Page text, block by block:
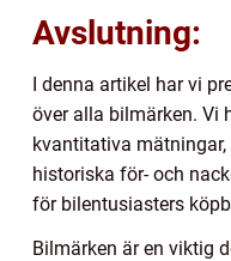
Avslutning:
I denna artikel har vi
över alla bilmärken. Vi
kvantitativa
historiska för- och
för bilentusiasters
Bilmärken är en viktig